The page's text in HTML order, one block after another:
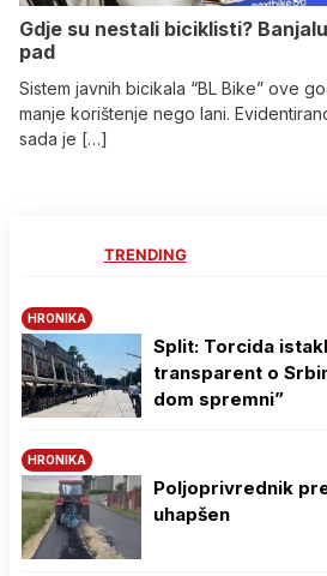
Gdje su nestali biciklisti?
pad
Sistem javnih bicikala “BL Bike” ove
manje korištenje nego lani.
sada je […]
TRENDING
HRONIKA
Split: Torcida
transparent o
dom spremni”
HRONIKA
Poljoprivrednik
uhapšen